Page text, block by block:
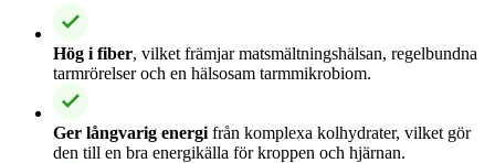
Hög i fiber, vilket främjar matsmältningshälsan, regelbundna
tarmrörelser och en hälsosam tarmmikrobiom.
Ger långvarig energi från komplexa kolhydrater, vilket gör
den till en bra energikälla för kroppen och hjärnan.